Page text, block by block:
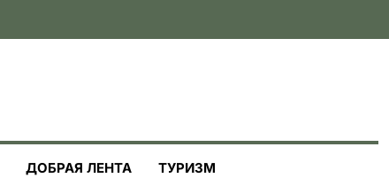
ДОБРАЯ ЛЕНТА ТУРИЗМ